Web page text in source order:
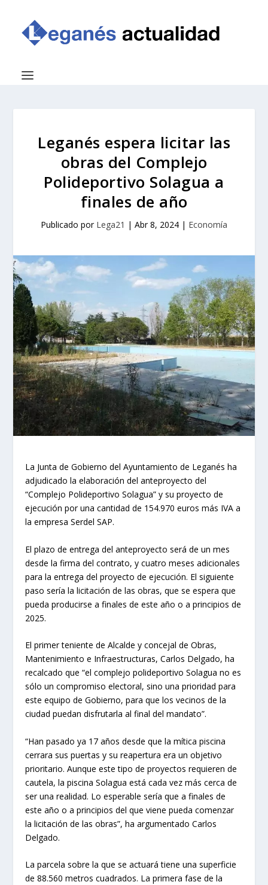
Leganés espera licitar las
obras del Complejo
Polideportivo Solagua a
finales de año
Publicado por Lega21 | Abr 8, 2024 | Economía
La Junta de Gobierno del Ayuntamiento de Leganés ha
adjudicado la elaboración del anteproyecto del
“Complejo Polideportivo Solagua” y su proyecto de
ejecución por una cantidad de 154.970 euros más IVA a
la empresa Serdel SAP.
El plazo de entrega del anteproyecto será de un mes
desde la firma del contrato, y cuatro meses adicionales
para la entrega del proyecto de ejecución. El siguiente
paso sería la licitación de las obras, que se espera que
pueda producirse a finales de este año o a principios de
2025.
El primer teniente de Alcalde y concejal de Obras,
Mantenimiento e Infraestructuras, Carlos Delgado, ha
recalcado que “el complejo polideportivo Solagua no es
sólo un compromiso electoral, sino una prioridad para
este equipo de Gobierno, para que los vecinos de la
ciudad puedan disfrutarla al final del mandato”.
“Han pasado ya 17 años desde que la mítica piscina
cerrara sus puertas y su reapertura era un objetivo
prioritario. Aunque este tipo de proyectos requieren de
cautela, la piscina Solagua está cada vez más cerca de
ser una realidad. Lo esperable sería que a finales de
este año o a principios del que viene pueda comenzar
la licitación de las obras”, ha argumentado Carlos
Delgado.
La parcela sobre la que se actuará tiene una superficie
de 88.560 metros cuadrados. La primera fase de la